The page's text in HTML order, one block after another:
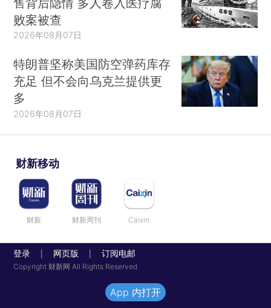
败案被查
2026年08月07日
特朗普坚称美国防空弹药库存
充足 但不会向乌克兰提供更
多
2026年08月07日
财新移动
财新 财新周刊 Caixin
登录 网页版 订阅电邮
Copyright 财新网 All Rights Reserved
App 内打开